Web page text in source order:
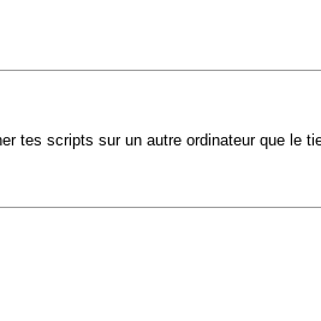
tes scripts sur un autre ordinateur que le